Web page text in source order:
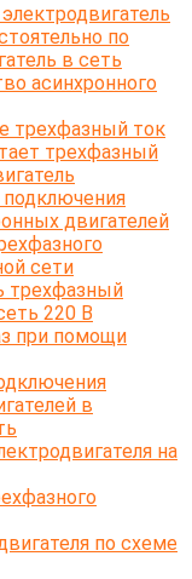
по
в сеть
асинхронного
трехфазный ток
трехфазный
двигателей
сети
трехфазный
220 В
при помощи
в
на
по схеме